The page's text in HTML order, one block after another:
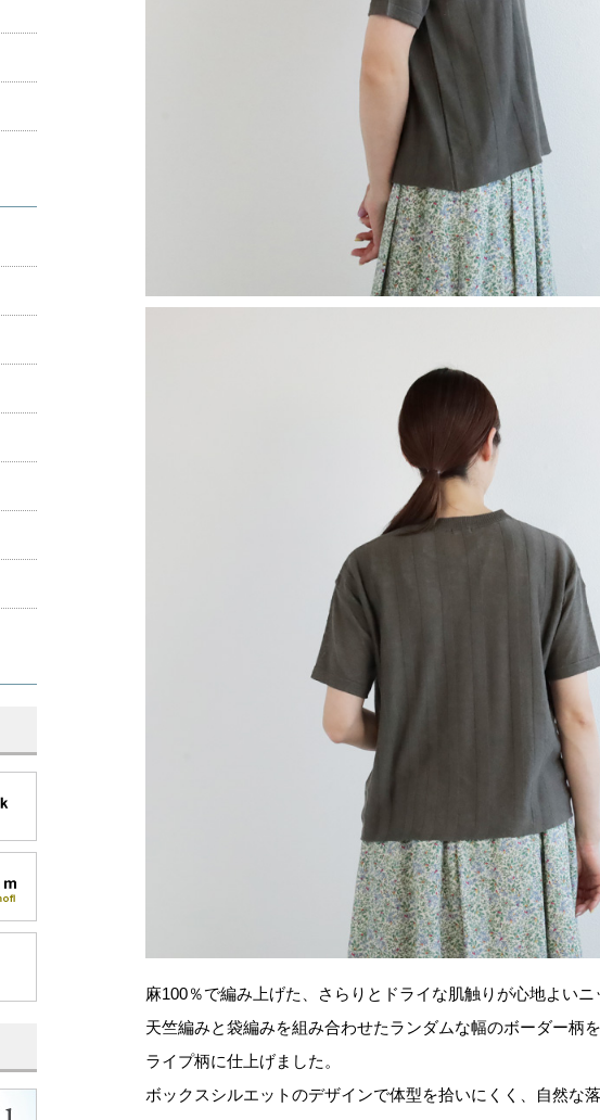
麻100％で編み上げた、さらりとドライな肌触りが心地よい
天竺編みと袋編みを組み合わせたランダムな幅のボーダー柄
ライプ柄に仕上げました。
ボックスシルエットのデザインで体型を拾いにくく、自然な